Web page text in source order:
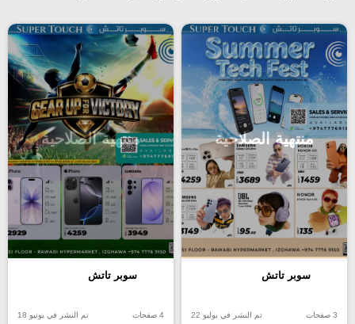
منتهية الصلاحية
سوبر تاتش
3 صفحات تم النشر في يوليو 22
منتهية الصلاحية
سوبر تاتش
4 صفحات تم النشر في يونيو 18